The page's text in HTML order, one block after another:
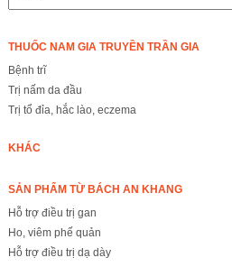
THUỐC NAM GIA TRUYỀN TRẦN GIA
Bệnh trĩ
Trị nấm da đầu
Trị tổ đỉa, hắc lào, eczema
KHÁC
SẢN PHẨM TỪ BÁCH AN KHANG
Hỗ trợ điều trị gan
Ho, viêm phế quản
Hỗ trợ điều trị dạ dày